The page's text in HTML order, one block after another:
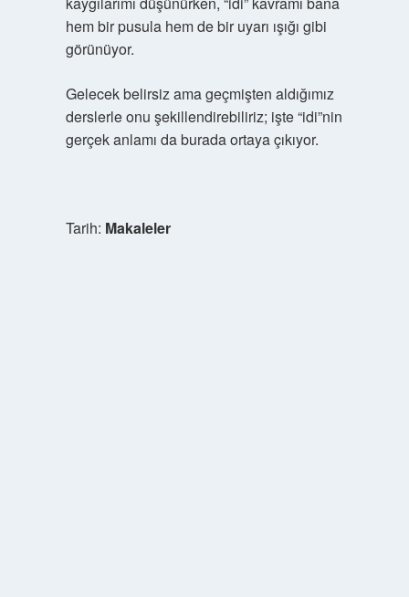
hem bir pusula hem de bir uyarı ışığı gibi
görünüyor.
Gelecek belirsiz ama geçmişten aldığımız
derslerle onu şekillendirebiliriz; işte “idi”nin
gerçek anlamı da burada ortaya çıkıyor.
Tarih: Makaleler